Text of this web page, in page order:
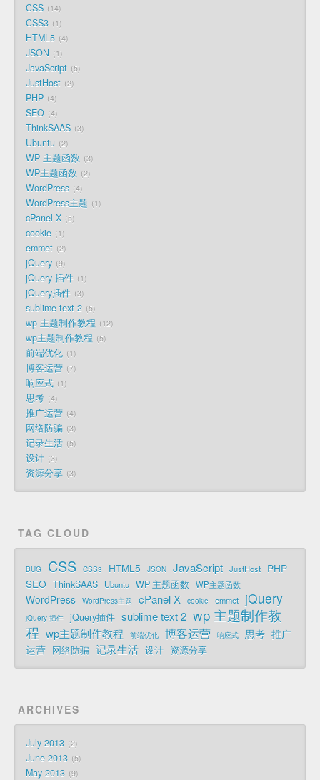
CSS 14
CSS3 1
HTML5 4
JSON 1
JavaScript 5
JustHost 2
PHP 4
SEO 4
ThinkSAAS 3
Ubuntu 2
WP 主题函数 3
WP主题函数 2
WordPress 4
WordPress主题 1
cPanel X 5
cookie 1
emmet 2
jQuery 9
jQuery 插件 1
jQuery插件 3
sublime text 2 5
wp 主题制作教程 12
wp主题制作教程 5
前端优化 1
博客运营 7
响应式 1
思考 4
推广运营 4
网络防骗 3
记录生活 5
设计 3
资源分享 3
TAG CLOUD
BUG CSS CSS3 HTML5 JSON JavaScript JustHost
PHP
SEO ThinkSAAS Ubuntu WP 主题函数 WP主题函数
WordPress WordPress主题 cPanel X cookie emmet jQuery
jQuery 插件 jQuery插件 sublime text 2 wp 主题制作教
程 wp主题制作教程 前端优化 博客运营 响应式 思考 推广
运营 网络防骗 记录生活 设计 资源分享
ARCHIVES
July 2013 2
June 2013 5
May 2013 9